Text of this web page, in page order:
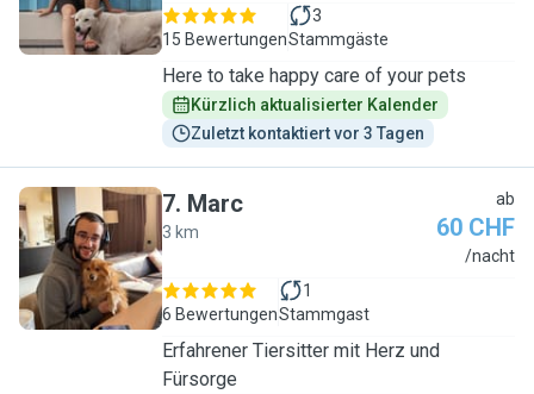
15 Bewertungen
3
Stammgäste
Here to take happy care of your pets
Kürzlich aktualisierter Kalender
Zuletzt kontaktiert vor 3 Tagen
M
7. Marc
3 km
ab
60 CHF
/nacht
6 Bewertungen
1
Stammgast
Erfahrener Tiersitter mit Herz und
Fürsorge